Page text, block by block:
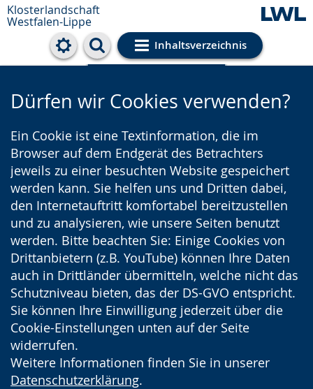
Klosterlandschaft
Westfalen-Lippe
Inhaltsverzeichnis
Cookie-Einstellungen
Dürfen wir Cookies verwenden?
Ein Cookie ist eine Textinformation, die im
Browser auf dem Endgerät des Betrachters
jeweils zu einer besuchten Website gespeichert
werden kann. Sie helfen uns und Dritten dabei,
den Internetauftritt komfortabel bereitzustellen
und zu analysieren, wie unsere Seiten benutzt
werden. Bitte beachten Sie: Einige Cookies von
Drittanbietern (z.B. YouTube) können Ihre Daten
auch in Drittländer übermitteln, welche nicht das
Schutzniveau bieten, das der DS-GVO entspricht.
Sie können Ihre Einwilligung jederzeit über die
Cookie-Einstellungen unten auf der Seite
widerrufen.
Weitere Informationen finden Sie in unserer
Datenschutzerklärung.